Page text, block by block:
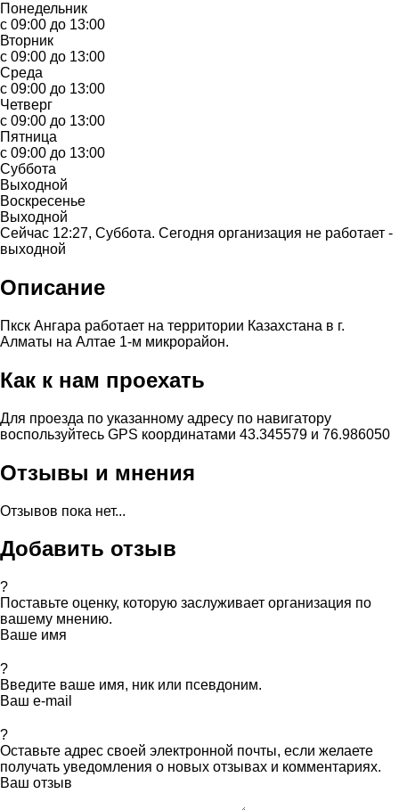
Понедельник
с 09:00 до 13:00
Вторник
с 09:00 до 13:00
Среда
с 09:00 до 13:00
Четверг
с 09:00 до 13:00
Пятница
с 09:00 до 13:00
Суббота
Выходной
Воскресенье
Выходной
Сейчас 12:27, Суббота. Сегодня организация не работает -
выходной
Описание
Пкск Ангара работает на территории Казахстана в г.
Алматы на Алтае 1-м микрорайон.
Как к нам проехать
Для проезда по указанному адресу по навигатору
воспользуйтесь GPS координатами 43.345579 и 76.986050
Отзывы и мнения
Отзывов пока нет...
Добавить отзыв
?
Поставьте оценку, которую заслуживает организация по
вашему мнению.
Ваше имя
?
Введите ваше имя, ник или псевдоним.
Ваш e-mail
?
Оставьте адрес своей электронной почты, если желаете
получать уведомления о новых отзывах и комментариях.
Ваш отзыв